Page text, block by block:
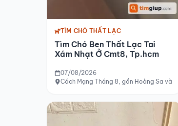
TÌM CHÓ THẤT LẠC
Tìm Chó Ben Thất Lạc Tai
Xám Nhạt Ở Cmt8, Tp.hcm
07/08/2026
Cách Mạng Tháng 8, gần Hoàng Sa và